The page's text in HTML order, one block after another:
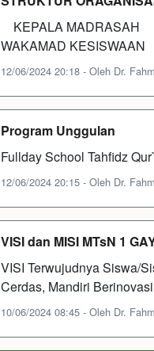
KEPALA
WAKAMAD KESISWAAN
12/06/2024 20:18 - Oleh Dr.
Program Unggulan
Fullday School Tahfidz
12/06/2024 20:15 - Oleh Dr.
VISI dan MISI MTsN 1
VISI Terwujudnya Siswa/
Cerdas, Mandiri
10/06/2024 08:45 - Oleh Dr.